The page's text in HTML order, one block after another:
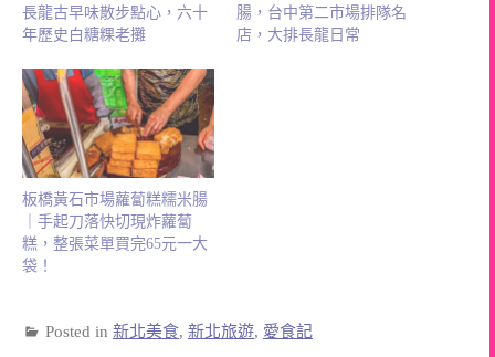
長龍古早味散步點心，六十
年歷史白糖粿老攤
腸，台中第二市場排隊名
店，大排長龍日常
板橋黃石市場蘿蔔糕糯米腸
｜手起刀落快切現炸蘿蔔
糕，整張菜單買完65元一大
袋！
Posted in 新北美食, 新北旅遊, 愛食記